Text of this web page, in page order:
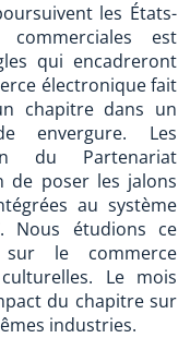
les États-
est
qui encadreront
électronique fait
chapitre dans un
envergure. Les
du Partenariat
de poser les jalons
au système
Nous étudions ce
le commerce
Le mois
du chapitre sur
industries.